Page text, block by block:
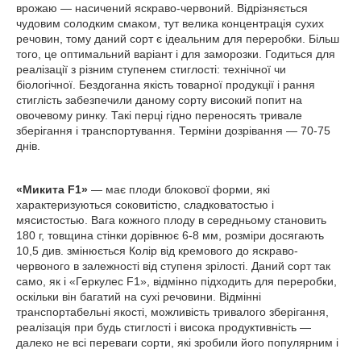
врожаю — насичений яскраво-червоний. Відрізняється
чудовим солодким смаком, тут велика концентрація сухих
речовин, тому даний сорт є ідеальним для переробки. Більш
того, це оптимальний варіант і для заморозки. Годиться для
реалізації з різним ступенем стиглості: технічної чи
біологічної. Бездоганна якість товарної продукції і рання
стиглість забезпечили даному сорту високий попит на
овочевому ринку. Такі перці гідно переносять тривале
зберігання і транспортування. Терміни дозрівання — 70-75
днів.
«Микита F1» — має плоди блокової форми, які
характеризуються соковитістю, сладковатостью і
мясистостью. Вага кожного плоду в середньому становить
180 г, товщина стінки дорівнює 6-8 мм, розміри досягають
10,5 див. змінюється Колір від кремового до яскраво-
червоного в залежності від ступеня зрілості. Даний сорт так
само, як і «Геркулес F1», відмінно підходить для переробки,
оскільки він багатий на сухі речовини. Відмінні
транспортабельні якості, можливість тривалого зберігання,
реалізація при будь стиглості і висока продуктивність —
далеко не всі переваги сорти, які зробили його популярним і